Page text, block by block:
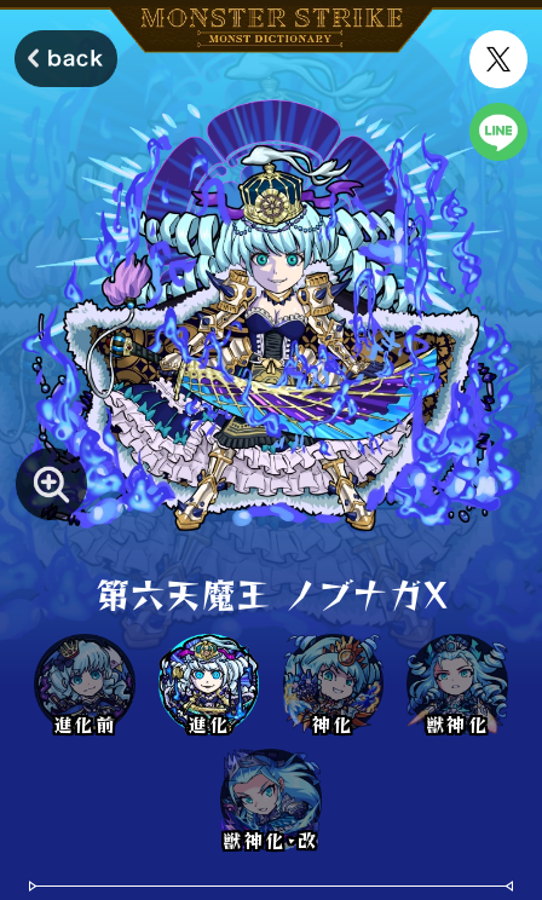
第六天魔王 ノブナガX
進化前 進化 神化 獣神化
獣神化･改